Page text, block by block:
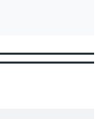
2026 AUG 06